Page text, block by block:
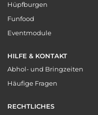
Hüpfburgen
Funfood
Eventmodule
HILFE & KONTAKT
Abhol- und Bringzeiten
Häufige Fragen
RECHTLICHES